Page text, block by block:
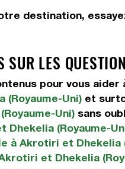
destination,
SUR LES
pour vous
(Royaume-Uni) et
Uni) sans
(Royaume-
à Akrotiri et Dhekelia
et Dhekelia